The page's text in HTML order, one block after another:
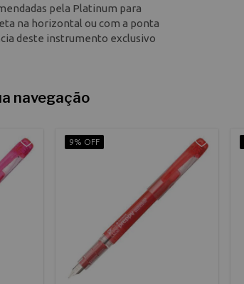
pela Platinum para
na horizontal ou com a ponta
deste instrumento exclusivo
navegação
9% OFF